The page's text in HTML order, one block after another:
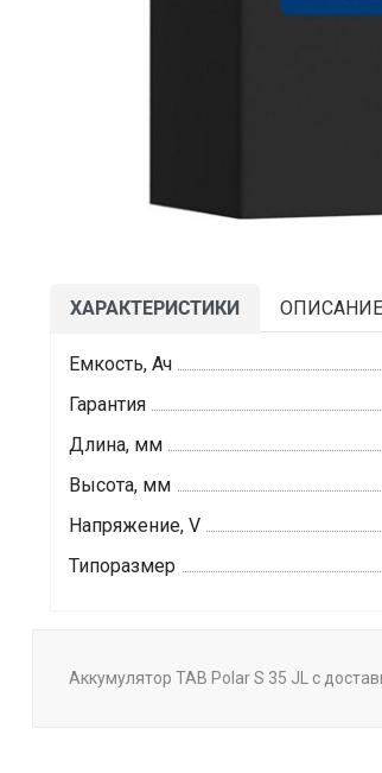
ХАРАКТЕРИСТИКИ ОПИСАНИЕ
Емкость, Ач
Гарантия
Длина, мм
Высота, мм
Напряжение, V
Типоразмер
Аккумулятор TAB Polar S 35 JL с